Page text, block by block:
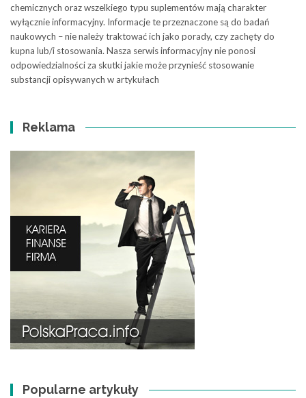
chemicznych oraz wszelkiego typu suplementów mają charakter
wyłącznie informacyjny. Informacje te przeznaczone są do badań
naukowych – nie należy traktować ich jako porady, czy zachęty do
kupna lub/i stosowania. Nasza serwis informacyjny nie ponosi
odpowiedzialności za skutki jakie może przynieść stosowanie
substancji opisywanych w artykułach
Reklama
Popularne artykuły